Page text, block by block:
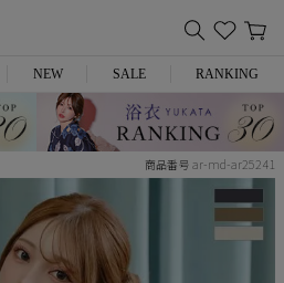
NEW SALE RANKING
商品番号 ar-md-ar25241